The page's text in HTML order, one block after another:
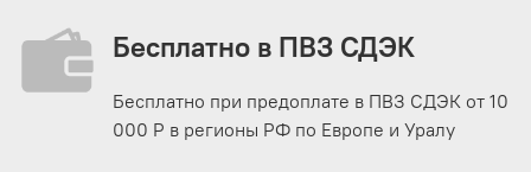
Бесплатно в ПВЗ СДЭК
Бесплатно при предоплате в ПВЗ СДЭК от 10
000 Р в регионы РФ по Европе и Уралу